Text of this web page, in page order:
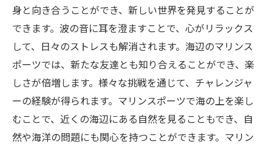
身と向き合うことができ、新しい世界を発見することが
できます。波の音に耳を澄ますことで、心がリラックス
して、日々のストレスも解消されます。海辺のマリンス
ポーツでは、新たな友達とも知り合えることができ、楽
しさが倍増します。様々な挑戦を通じて、チャレンジャ
ーの経験が得られます。マリンスポーツで海の上を楽し
むことで、近くの海辺にある自然を見ることもでき、自
然や海洋の問題にも関心を持つことができます。マリン